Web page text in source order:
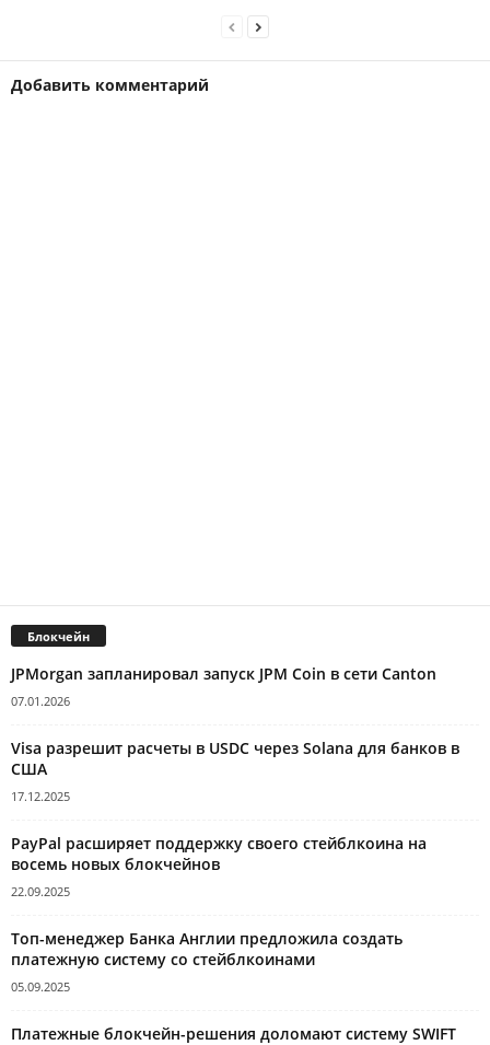
Добавить комментарий
Блокчейн
JPMorgan запланировал запуск JPM Coin в сети Canton
07.01.2026
Visa разрешит расчеты в USDC через Solana для банков в
США
17.12.2025
PayPal расширяет поддержку своего стейблкоина на
восемь новых блокчейнов
22.09.2025
Топ-менеджер Банка Англии предложила создать
платежную систему со стейблкоинами
05.09.2025
Платежные блокчейн-решения доломают систему SWIFT